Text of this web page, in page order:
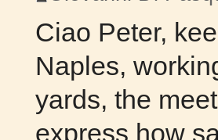
Ciao Peter,
Naples,
yards, the
express how